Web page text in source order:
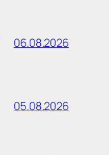
06.08.2026
05.08.2026